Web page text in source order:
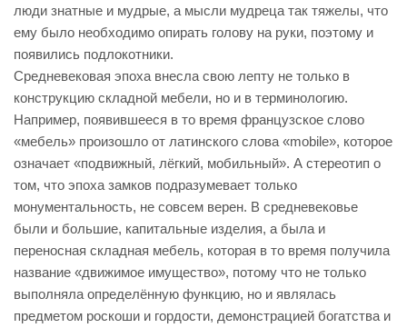
люди знатные и мудрые, а мысли мудреца так тяжелы, что
ему было необходимо опирать голову на руки, поэтому и
появились подлокотники.
Средневековая эпоха внесла свою лепту не только в
конструкцию складной мебели, но и в терминологию.
Например, появившееся в то время французское слово
«мебель» произошло от латинского слова «mobile», которое
означает «подвижный, лёгкий, мобильный». А стереотип о
том, что эпоха замков подразумевает только
монументальность, не совсем верен. В средневековье
были и большие, капитальные изделия, а была и
переносная складная мебель, которая в то время получила
название «движимое имущество», потому что не только
выполняла определённую функцию, но и являлась
предметом роскоши и гордости, демонстрацией богатства и